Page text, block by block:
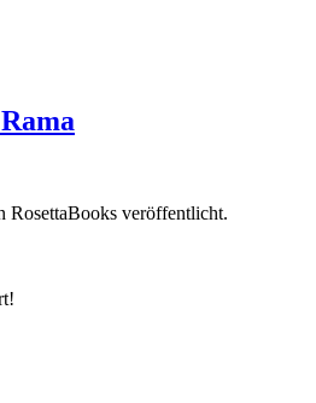
RosettaBooks veröffentlicht.